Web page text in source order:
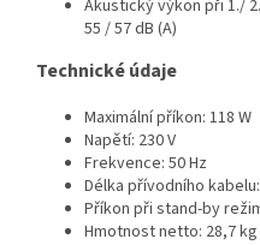
Akustický výkon při 1./
55 / 57 dB (A)
Technické údaje
Maximální příkon: 118 W
Napětí: 230 V
Frekvence: 50 Hz
Délka přívodního
Příkon při stand-by
Hmotnost netto: 28,7 kg